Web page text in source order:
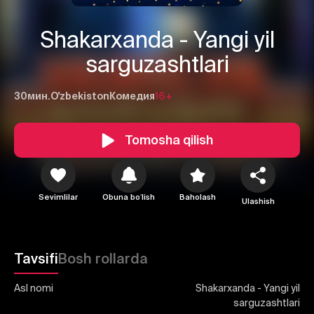
Shakarxanda - Yangi yil
sarguzashtlari
30мин.O'zbekiston Комедия16+
Tomosha qilish
Sevimlilar Obuna boʻlish Baholash Ulashish
TavsifiBosh rollarda
Asl nomi
Shakarxanda - Yangi yil
sarguzashtlari
1 2
Yuborish
Bekor qilish Tizimga kirish